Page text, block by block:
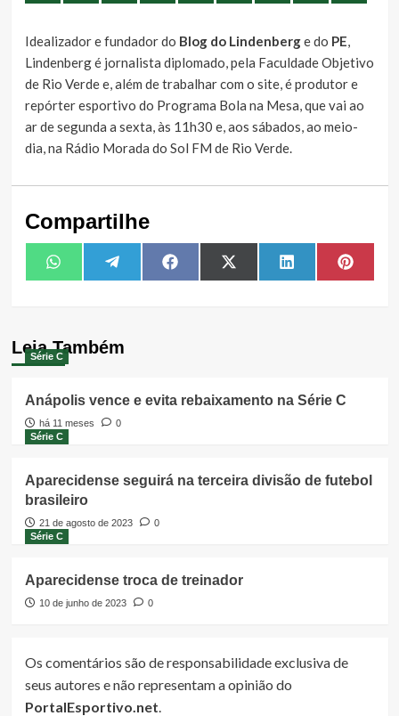
Idealizador e fundador do Blog do Lindenberge do PE,
Lindenberg é jornalista diplomado, pela Faculdade Objetivo
de Rio Verde e, além de trabalhar com o site, é produtor e
repórter esportivo do Programa Bola na Mesa, que vai ao
ar de segunda a sexta, às 11h30 e, aos sábados, ao meio-
dia, na Rádio Morada do Sol FM de Rio Verde.
Compartilhe
Share
on
WhatsAppShare
on
TelegramShare
on
FacebookShare
on
X
(Twitter)
Share
on
LinkedIn Share
on
Leia Também
Série C
Anápolis vence e evita rebaixamento na Série C
há 11 meses
0
Série C
Aparecidense seguirá na terceira divisão de futebol
brasileiro
21 de agosto de 2023
0
Série C
Aparecidense troca de treinador
10 de junho de 2023 0
Os comentários são de responsabilidade exclusiva de
seus autores e não representam a opinião do
PortalEsportivo.net